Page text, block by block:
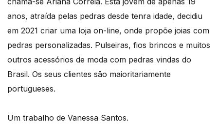
anos, atraída pelas pedras desde tenra idade, decidiu
em 2021 criar uma loja on-line, onde propõe joias com
pedras personalizadas. Pulseiras, fios brincos e muitos
outros acessórios de moda com pedras vindas do
Brasil. Os seus clientes são maioritariamente
portugueses.
Um trabalho de Vanessa Santos.